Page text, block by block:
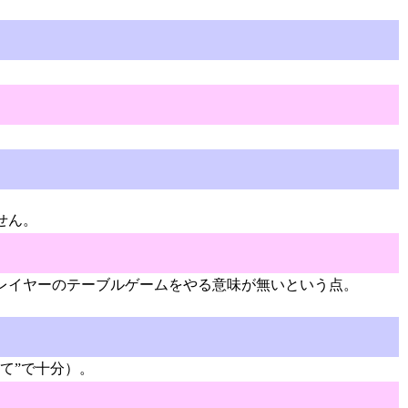
。
ヤーのテーブルゲームをやる意味が無いという点。
”で十分）。